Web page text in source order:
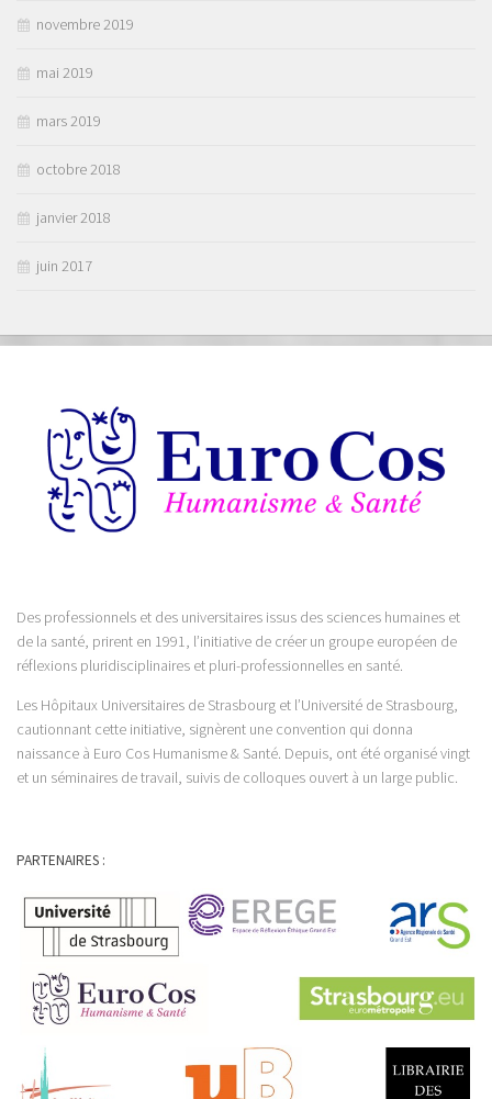
novembre 2019
mai 2019
mars 2019
octobre 2018
janvier 2018
juin 2017
Des professionnels et des universitaires issus des sciences humaines et
de la santé, prirent en 1991, l’initiative de créer un groupe européen de
réflexions pluridisciplinaires et pluri-professionnelles en santé.
Les Hôpitaux Universitaires de Strasbourg et l’Université de Strasbourg,
cautionnant cette initiative, signèrent une convention qui donna
naissance à Euro Cos Humanisme & Santé. Depuis, ont été organisé vingt
et un séminaires de travail, suivis de colloques ouvert à un large public.
PARTENAIRES :